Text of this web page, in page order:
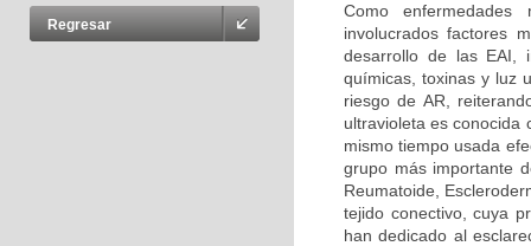
Regresar
Como
involucrados factores
desarrollo de las EAI,
químicas, toxinas y luz
riesgo de AR,
ultravioleta es conocida
mismo tiempo usada
grupo más importante
Reumatoide,
tejido conectivo, cuya
han dedicado al